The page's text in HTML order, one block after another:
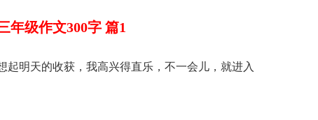
年级作文300字 篇1
起明天的收获，我高兴得直乐，不一会儿，就进入